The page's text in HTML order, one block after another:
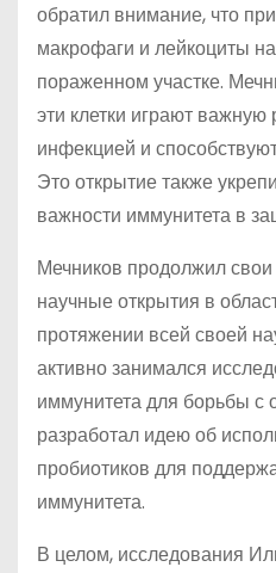
обратил внимание, что
макрофаги и лейкоциты
пораженном участке.
эти клетки играют важную
инфекцией и
Это открытие также
важности иммунитета в
Мечников продолжил
научные открытия в
протяжении всей своей
активно занимался
иммунитета для борьбы с
разработал идею об
пробиотиков для
иммунитета.
В целом, исследования